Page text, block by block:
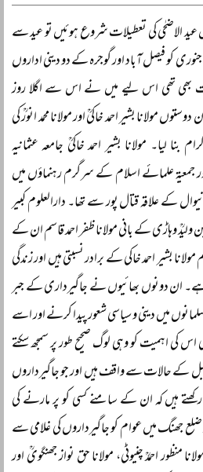
عید الاضحٰی کی تعطیلات شروع ہوئیں تو عید سے
قبل دو تین روز کی گنجائش تھی اور ۱۷ جنوری کو فیصل آباد اور گوجرہ کے دو دینی اداروں
بھی تھی اس لیے میں نے اس سے اگلا روز
مولانا بشیر احمد خاکیؒ اور مولانا محمد انورؒ کی
لیا۔ مولانا بشیر احمد خاکیؒ جامعہ عثمانیہ
جمعیۃ علمائے اسلام کے سرگرم رہنماؤں میں
کے علاقہ قتال پور سے تھا۔ دارالعلوم کبیر
ولیدؒ وہاڑی کے بانی مولانا ظفر احمد قاسم ان کے
بشیر احمد خاکی کے برادر نسبتی ہیں اور زندگی
ان دونوں بھائیوں نے جاگیرداری کے جبر
میں دینی و سیاسی شعور پیدا کرنے اور اسے
کی اہمیت کو وہی لوگ صحیح طور پر سمجھ سکتے
حالات سے واقف ہیں اور جو جاگیرداروں
ہیں کہ ان کے سامنے کسی کو پر مارنے کی
جھنگ میں عوام کو جاگیرداروں کی غلامی سے
منظور احمدؒ چنیوٹی، مولانا حق نواز جھنگویؒ اور